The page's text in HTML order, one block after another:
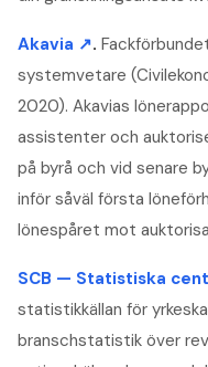
Akavia ↗.
systemvetare
2020). Akavias
assistenter och
på byrå och vid senare
inför såväl första
lönespåret mot
SCB — Statistiska
statistikkällan för
branschstatistik över